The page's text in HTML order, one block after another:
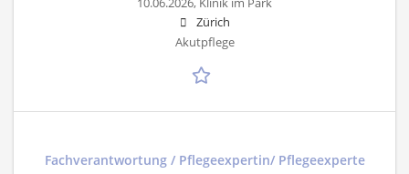
Zürich
Akutpflege
Fachverantwortung / Pflegeexpertin/ Pflegeexperte